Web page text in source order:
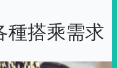
搭乘需求